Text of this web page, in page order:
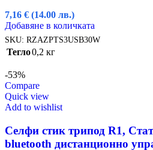
7,16 € (14.00 лв.)
Добавяне в количката
SKU: RZAZPTS3USB30W
Тегло0,2 кг
-53%
Compare
Quick view
Add to wishlist
Селфи стик трипод R1,
bluetooth дистанционно